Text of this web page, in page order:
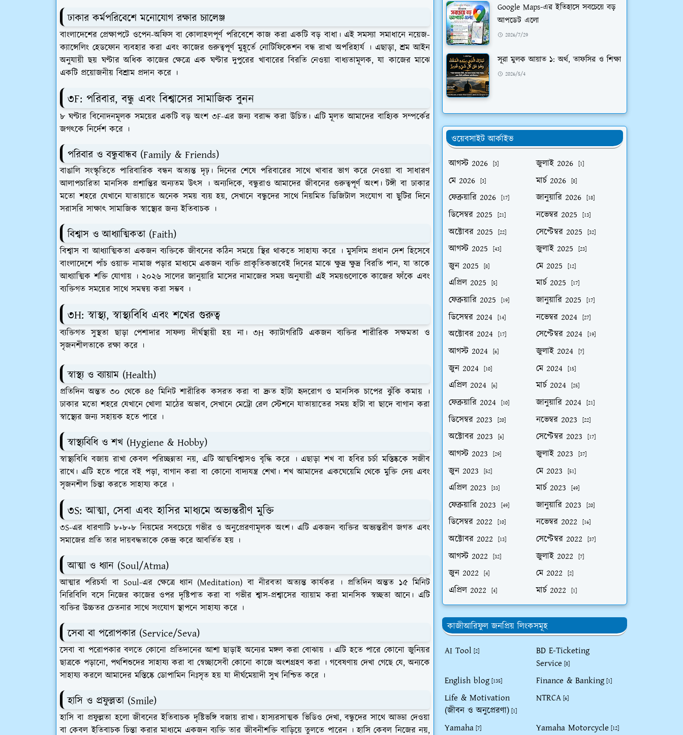
​ঢাকার কর্মপরিবেশে মনোযোগ রক্ষার চ্যালেঞ্জ
​বাংলাদেশের প্রেক্ষাপটে ওপেন-অফিস বা কোলাহলপূর্ণ পরিবেশে কাজ করা একটি বড় বাধা। এই সমস্যা সমাধানে নয়েজ-
ক্যান্সেলিং হেডফোন ব্যবহার করা এবং কাজের গুরুত্বপূর্ণ মুহূর্তে নোটিফিকেশন বন্ধ রাখা অপরিহার্য । এছাড়া, শ্রম আইন
অনুযায়ী ছয় ঘণ্টার অধিক কাজের ক্ষেত্রে এক ঘণ্টার দুপুরের খাবারের বিরতি নেওয়া বাধ্যতামূলক, যা কাজের মাঝে
একটি প্রয়োজনীয় বিশ্রাম প্রদান করে ।
​৩F: পরিবার, বন্ধু এবং বিশ্বাসের সামাজিক বুনন
​৮ ঘণ্টার বিনোদনমূলক সময়ের একটি বড় অংশ ৩F-এর জন্য বরাদ্দ করা উচিত। এটি মূলত আমাদের বাহ্যিক সম্পর্কের
জগৎকে নির্দেশ করে ।
​পরিবার ও বন্ধুবান্ধব (Family & Friends)
​বাঙালি সংস্কৃতিতে পারিবারিক বন্ধন অত্যন্ত দৃঢ়। দিনের শেষে পরিবারের সাথে খাবার ভাগ করে নেওয়া বা সাধারণ
আলাপচারিতা মানসিক প্রশান্তির অন্যতম উৎস । অন্যদিকে, বন্ধুরাও আমাদের জীবনের গুরুত্বপূর্ণ অংশ। টঙ্গী বা ঢাকার
মতো শহরে যেখানে যাতায়াতে অনেক সময় ব্যয় হয়, সেখানে বন্ধুদের সাথে নিয়মিত ডিজিটাল সংযোগ বা ছুটির দিনে
সরাসরি সাক্ষাৎ সামাজিক স্বাস্থ্যের জন্য ইতিবাচক ।
​বিশ্বাস ও আধ্যাত্মিকতা (Faith)
​বিশ্বাস বা আধ্যাত্মিকতা একজন ব্যক্তিকে জীবনের কঠিন সময়ে স্থির থাকতে সাহায্য করে । মুসলিম প্রধান দেশ হিসেবে
বাংলাদেশে পাঁচ ওয়াক্ত নামাজ পড়ার মাধ্যমে একজন ব্যক্তি প্রাকৃতিকভাবেই দিনের মাঝে ক্ষুদ্র ক্ষুদ্র বিরতি পান, যা তাকে
আধ্যাত্মিক শক্তি যোগায় । ২০২৬ সালের জানুয়ারি মাসের নামাজের সময় অনুযায়ী এই সময়গুলোকে কাজের ফাঁকে এবং
ব্যক্তিগত সময়ের সাথে সমন্বয় করা সম্ভব ।
​৩H: স্বাস্থ্য, স্বাস্থ্যবিধি এবং শখের গুরুত্ব
​ব্যক্তিগত সুস্থতা ছাড়া পেশাদার সাফল্য দীর্ঘস্থায়ী হয় না। ৩H ক্যাটাগরিটি একজন ব্যক্তির শারীরিক সক্ষমতা ও
সৃজনশীলতাকে রক্ষা করে ।
​স্বাস্থ্য ও ব্যায়াম (Health)
​প্রতিদিন অন্তত ৩০ থেকে ৪৫ মিনিট শারীরিক কসরত করা বা দ্রুত হাঁটা হৃদরোগ ও মানসিক চাপের ঝুঁকি কমায় ।
ঢাকার মতো শহরে যেখানে খোলা মাঠের অভাব, সেখানে মেট্রো রেল স্টেশনে যাতায়াতের সময় হাঁটা বা ছাদে বাগান করা
স্বাস্থ্যের জন্য সহায়ক হতে পারে ।
​স্বাস্থ্যবিধি ও শখ (Hygiene & Hobby)
​স্বাস্থ্যবিধি বজায় রাখা কেবল পরিচ্ছন্নতা নয়, এটি আত্মবিশ্বাসও বৃদ্ধি করে । এছাড়া শখ বা হবির চর্চা মস্তিষ্ককে সজীব
রাখে। এটি হতে পারে বই পড়া, বাগান করা বা কোনো বাদ্যযন্ত্র শেখা। শখ আমাদের একঘেয়েমি থেকে মুক্তি দেয় এবং
সৃজনশীল চিন্তা করতে সাহায্য করে ।
​৩S: আত্মা, সেবা এবং হাসির মাধ্যমে অভ্যন্তরীণ মুক্তি
​৩S-এর ধারণাটি ৮+৮+৮ নিয়মের সবচেয়ে গভীর ও অনুপ্রেরণামূলক অংশ। এটি একজন ব্যক্তির অভ্যন্তরীণ জগত এবং
সমাজের প্রতি তার দায়বদ্ধতাকে কেন্দ্র করে আবর্তিত হয় ।
​আত্মা ও ধ্যান (Soul/Atma)
​আত্মার পরিচর্যা বা Soul-এর ক্ষেত্রে ধ্যান (Meditation) বা নীরবতা অত্যন্ত কার্যকর । প্রতিদিন অন্তত ১৫ মিনিট
নিরিবিলি বসে নিজের কাজের ওপর দৃষ্টিপাত করা বা গভীর শ্বাস-প্রশ্বাসের ব্যায়াম করা মানসিক স্বচ্ছতা আনে। এটি
ব্যক্তির উচ্চতর চেতনার সাথে সংযোগ স্থাপনে সাহায্য করে ।
​সেবা বা পরোপকার (Service/Seva)
​সেবা বা পরোপকার বলতে কোনো প্রতিদানের আশা ছাড়াই অন্যের মঙ্গল করা বোঝায় । এটি হতে পারে কোনো জুনিয়র
ছাত্রকে পড়ানো, পথশিশুদের সাহায্য করা বা স্বেচ্ছাসেবী কোনো কাজে অংশগ্রহণ করা । গবেষণায় দেখা গেছে যে, অন্যকে
সাহায্য করলে আমাদের মস্তিষ্কে ডোপামিন নিঃসৃত হয় যা দীর্ঘমেয়াদী সুখ নিশ্চিত করে ।
​হাসি ও প্রফুল্লতা (Smile)
​হাসি বা প্রফুল্লতা হলো জীবনের ইতিবাচক দৃষ্টিভঙ্গি বজায় রাখা। হাস্যরসাত্মক ভিডিও দেখা, বন্ধুদের সাথে আড্ডা দেওয়া
বা কেবল ইতিবাচক চিন্তা করার মাধ্যমে একজন ব্যক্তি তার জীবনীশক্তি বাড়িয়ে তুলতে পারেন । হাসি কেবল নিজের নয়,
Google Maps-এর ইতিহাসে সবচেয়ে বড়
আপডেট এলো
2026/7/29
সূরা মুলক আয়াত ১: অর্থ, তাফসির ও শিক্ষা
2026/5/4
ওয়েবসাইট আর্কাইভ
আগস্ট 2026
[3] জুলাই 2026 [1]
মে 2026 [3] মার্চ 2026 [8]
ফেব্রুয়ারি 2026 [17] জানুয়ারি 2026 [18]
ডিসেম্বর 2025 [21] নভেম্বর 2025 [13]
অক্টোবর 2025 [22] সেপ্টেম্বর 2025 [32]
আগস্ট 2025 [43] জুলাই 2025 [23]
জুন 2025 [8] মে 2025 [12]
এপ্রিল 2025 [5] মার্চ 2025 [17]
ফেব্রুয়ারি 2025 [19] জানুয়ারি 2025 [17]
ডিসেম্বর 2024 [14] নভেম্বর 2024 [27]
অক্টোবর 2024 [17] সেপ্টেম্বর 2024 [19]
আগস্ট 2024 [6] জুলাই 2024 [7]
জুন 2024 [10] মে 2024 [15]
এপ্রিল 2024 [6] মার্চ 2024 [25]
ফেব্রুয়ারি 2024 [10] জানুয়ারি 2024 [21]
ডিসেম্বর 2023 [20] নভেম্বর 2023 [22]
অক্টোবর 2023 [6] সেপ্টেম্বর 2023 [17]
আগস্ট 2023 [29] জুলাই 2023 [37]
জুন 2023 [52] মে 2023 [51]
এপ্রিল 2023 [33] মার্চ 2023 [49]
ফেব্রুয়ারি 2023 [49] জানুয়ারি 2023 [20]
ডিসেম্বর 2022 [10] নভেম্বর 2022 [16]
অক্টোবর 2022 [13] সেপ্টেম্বর 2022 [37]
আগস্ট 2022 [32] জুলাই 2022 [7]
জুন 2022 [4] মে 2022 [2]
এপ্রিল 2022 [4] মার্চ 2022 [1]
কাজীআরিফুল জনপ্রিয় লিংকসমূহ
AI Tool [2]
BD E-Ticketing
Service [8]
English blog [135] Finance & Banking [1]
Life & Motivation
(জীবন ও অনুপ্রেরণা) [1]
NTRCA [6]
Yamaha [7] Yamaha Motorcycle [12]